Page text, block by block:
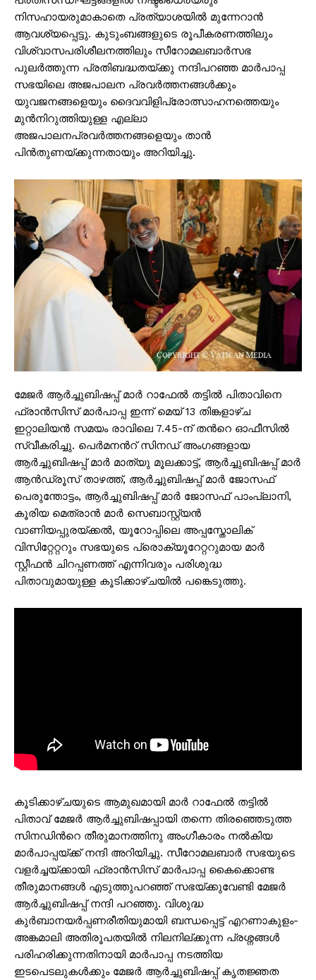
നിസഹായരുമാകാതെ പ്രത്യാശയില്‍ മുന്നേറാന്‍
ആവശ്യപ്പെട്ടു. കുടുംബങ്ങളുടെ രൂപീകരണത്തിലും
വിശ്വാസപരിശീലനത്തിലും സീറോമലബാര്‍സഭ
പുലര്‍ത്തുന്ന പ്രതിബദ്ധതയ്ക്കു നന്ദിപറഞ്ഞ മാര്‍പാപ്പ
സഭയിലെ അജപാലന പ്രവര്‍ത്തനങ്ങള്‍ക്കും
യുവജനങ്ങളെയും ദൈവവിളിപ്രോത്സാഹനത്തെയും
മുന്‍നിറുത്തിയുള്ള എല്ലാ
അജപാലനപ്രവര്‍ത്തനങ്ങളെയും താന്‍
പിന്‍തുണയ്ക്കുന്നതായും അറിയിച്ചു.
മേജര്‍ ആര്‍ച്ചുബിഷപ്പ് മാര്‍ റാഫേല്‍ തട്ടില്‍ പിതാവിനെ
ഫ്രാന്‍സിസ് മാര്‍പാപ്പ ഇന്ന് മെയ് 13 തിങ്കളാഴ്ച
ഇറ്റാലിയന്‍ സമയം രാവിലെ 7.45-ന് തന്‍റെ ഓഫീസില്‍
സ്വീകരിച്ചു. പെര്‍മനന്‍റ് സിനഡ് അംഗങ്ങളായ
ആര്‍ച്ചുബിഷപ്പ് മാര്‍ മാത്യു മൂലക്കാട്ട്, ആര്‍ച്ചുബിഷപ്പ് മാര്‍
ആന്‍ഡ്രൂസ് താഴത്ത്, ആര്‍ച്ചുബിഷപ്പ് മാര്‍ ജോസഫ്
പെരുന്തോട്ടം, ആര്‍ച്ചുബിഷപ്പ് മാര്‍ ജോസഫ് പാംപ്ലാനി,
കൂരിയ മെത്രാന്‍ മാര്‍ സെബാസ്റ്റ്യന്‍
വാണിയപ്പുരയ്ക്കല്‍, യൂറോപ്പിലെ അപ്പസ്തോലിക്
വിസിറ്റേറ്ററും സഭയുടെ പ്രൊക്യൂറേറ്ററുമായ മാര്‍
സ്റ്റീഫന്‍ ചിറപ്പണത്ത് എന്നിവരും പരിശുദ്ധ
പിതാവുമായുള്ള കൂടിക്കാഴ്ചയില്‍ പങ്കെടുത്തു.
കൂടിക്കാഴ്ചയുടെ ആമുഖമായി മാര്‍ റാഫേല്‍ തട്ടില്‍
പിതാവ് മേജര്‍ ആര്‍ച്ചുബിഷപ്പായി തന്നെ തിരഞ്ഞെടുത്ത
സിനഡിന്‍റെ തീരുമാനത്തിനു അംഗീകാരം നല്‍കിയ
മാര്‍പാപ്പയ്ക്ക് നന്ദി അറിയിച്ചു. സീറോമലബാര്‍ സഭയുടെ
വളര്‍ച്ചയ്ക്കായി ഫ്രാന്‍സിസ് മാര്‍പാപ്പ കൈക്കൊണ്ട
തീരുമാനങ്ങള്‍ എടുത്തുപറഞ്ഞ് സഭയ്ക്കുവേണ്ടി മേജര്‍
ആര്‍ച്ചുബിഷപ്പ് നന്ദി പറഞ്ഞു. വിശുദ്ധ
കുര്‍ബാനയര്‍പ്പണരീതിയുമായി ബന്ധപ്പെട്ട് എറണാകുളം-
അങ്കമാലി അതിരൂപതയില്‍ നിലനില്ക്കുന്ന പ്രശ്നങ്ങള്‍
പരിഹരിക്കുന്നതിനായി മാര്‍പാപ്പ നടത്തിയ
ഇടപെടലുകള്‍ക്കും മേജര്‍ ആര്‍ച്ചുബിഷപ്പ് കൃതജ്ഞത